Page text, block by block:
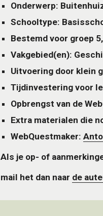
Onderwerp:
Schooltype:
Bestemd voor groep 5,
Vakgebied(en):
Uitvoering door klein
Tijdinvestering voor
Opbrengst van de
Extra materialen die
WebQuestmaker:
Als je op- of
mail het dan naar de